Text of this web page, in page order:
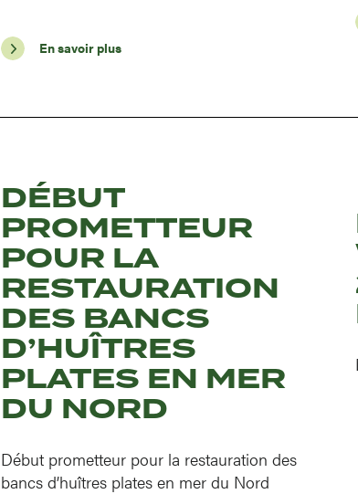
En savoir plus
DÉBUT
PROMETTEUR
POUR LA
RESTAURATION
DES BANCS
D’HUÎTRES
PLATES EN MER
DU NORD
Début prometteur pour la restauration des
bancs d’huîtres plates en mer du Nord